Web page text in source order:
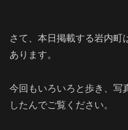
さて、本日掲載する岩内町
あります。
今回もいろいろと歩き、写
したんでご覧ください。